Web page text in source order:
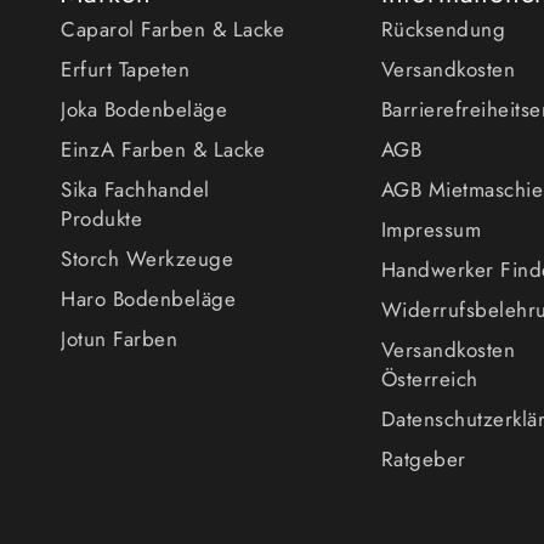
Caparol Farben & Lacke
Erfurt Tapeten
Joka Bodenbeläge
EinzA Farben & Lacke
Sika Fachhandel
Produkte
Storch Werkzeuge
Haro Bodenbeläge
Jotun Farben
Rücksendung
Versandkosten
AGB
AGB
Impressum
Handwerker
Versandkosten
Österreich
Ratgeber